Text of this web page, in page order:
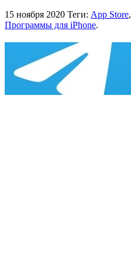
15 ноября 2020 Теги: App Store,
Программы для iPhone.